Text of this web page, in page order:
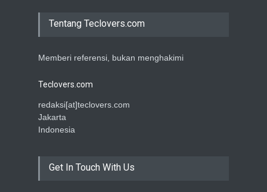
Tentang Teclovers.com
Memberi referensi, bukan menghakimi
Teclovers.com
redaksi[at]teclovers.com
Jakarta
Indonesia
Get In Touch With Us